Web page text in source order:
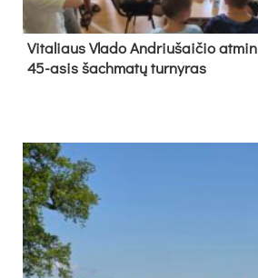
Vi­ta­liaus Vla­do And­riu­šai­čio
45-asis šach­ma­tų tur­ny­ras